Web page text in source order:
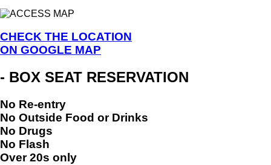
CHECK THE LOCATION
ON GOOGLE MAP
- BOX SEAT RESERVATION
No Re-entry
No Outside Food or Drinks
No Drugs
No Flash
Over 20s only